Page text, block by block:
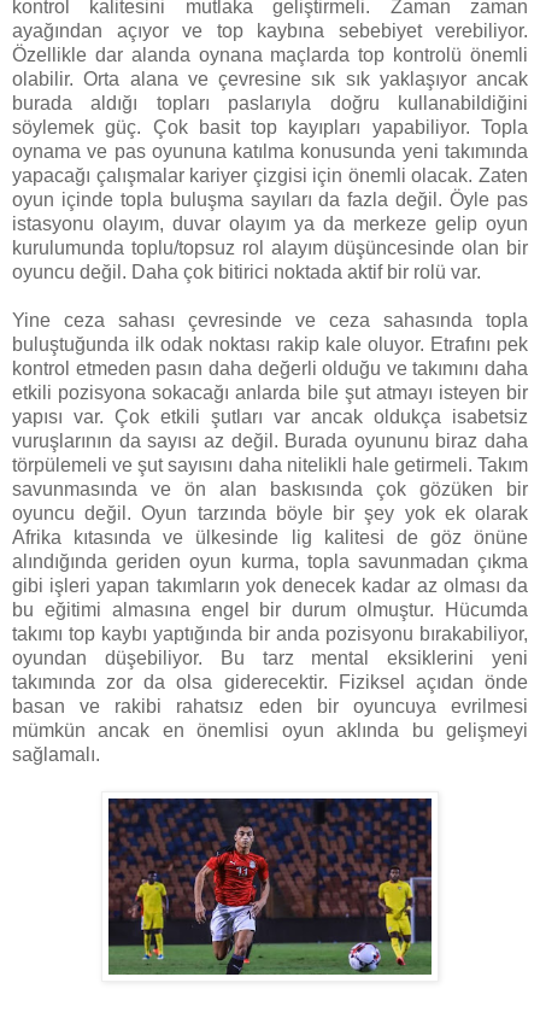
kontrol kalitesini mutlaka geliştirmeli. Zaman zaman
ayağından açıyor ve top kaybına sebebiyet verebiliyor.
Özellikle dar alanda oynana maçlarda top kontrolü önemli
olabilir. Orta alana ve çevresine sık sık yaklaşıyor ancak
burada aldığı topları paslarıyla doğru kullanabildiğini
söylemek güç. Çok basit top kayıpları yapabiliyor. Topla
oynama ve pas oyununa katılma konusunda yeni takımında
yapacağı çalışmalar kariyer çizgisi için önemli olacak. Zaten
oyun içinde topla buluşma sayıları da fazla değil. Öyle pas
istasyonu olayım, duvar olayım ya da merkeze gelip oyun
kurulumunda toplu/topsuz rol alayım düşüncesinde olan bir
oyuncu değil. Daha çok bitirici noktada aktif bir rolü var.
Yine ceza sahası çevresinde ve ceza sahasında topla
buluştuğunda ilk odak noktası rakip kale oluyor. Etrafını pek
kontrol etmeden pasın daha değerli olduğu ve takımını daha
etkili pozisyona sokacağı anlarda bile şut atmayı isteyen bir
yapısı var. Çok etkili şutları var ancak oldukça isabetsiz
vuruşlarının da sayısı az değil. Burada oyununu biraz daha
törpülemeli ve şut sayısını daha nitelikli hale getirmeli. Takım
savunmasında ve ön alan baskısında çok gözüken bir
oyuncu değil. Oyun tarzında böyle bir şey yok ek olarak
Afrika kıtasında ve ülkesinde lig kalitesi de göz önüne
alındığında geriden oyun kurma, topla savunmadan çıkma
gibi işleri yapan takımların yok denecek kadar az olması da
bu eğitimi almasına engel bir durum olmuştur. Hücumda
takımı top kaybı yaptığında bir anda pozisyonu bırakabiliyor,
oyundan düşebiliyor. Bu tarz mental eksiklerini yeni
takımında zor da olsa giderecektir. Fiziksel açıdan önde
basan ve rakibi rahatsız eden bir oyuncuya evrilmesi
mümkün ancak en önemlisi oyun aklında bu gelişmeyi
sağlamalı.